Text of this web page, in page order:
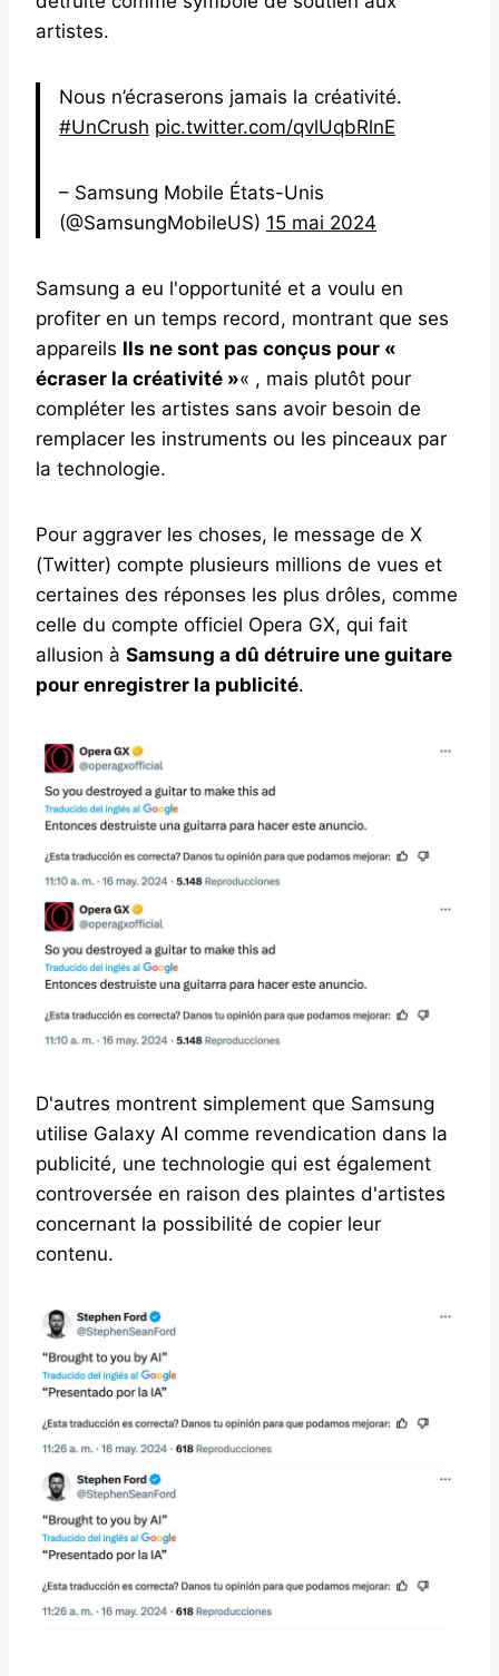
artistes.
Nous n’écraserons jamais la créativité.
#UnCrush pic.twitter.com/qvlUqbRlnE
– Samsung Mobile États-Unis
(@SamsungMobileUS) 15 mai 2024
Samsung a eu l'opportunité et a voulu en
profiter en un temps record, montrant que ses
appareils Ils ne sont pas conçus pour «
écraser la créativité »« , mais plutôt pour
compléter les artistes sans avoir besoin de
remplacer les instruments ou les pinceaux par
la technologie.
Pour aggraver les choses, le message de X
(Twitter) compte plusieurs millions de vues et
certaines des réponses les plus drôles, comme
celle du compte officiel Opera GX, qui fait
allusion à Samsung a dû détruire une guitare
pour enregistrer la publicité.
D'autres montrent simplement que Samsung
utilise Galaxy AI comme revendication dans la
publicité, une technologie qui est également
controversée en raison des plaintes d'artistes
concernant la possibilité de copier leur
contenu.